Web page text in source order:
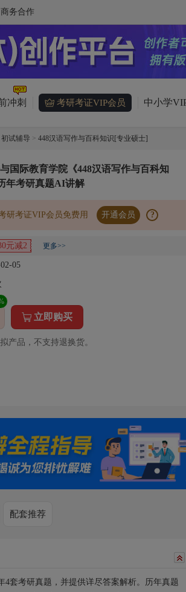
商务合作
冲刺 考研考证VIP会员 中小学
初试辅导 > 448汉语写作与百科知识[专业硕士]
国际教育学院《448汉语写作与百科知
年考研真题AI讲解
研考证VIP会员免费用 开通会员 ?
元减2 更多>>
05
立即购买
产品，不支持退换货。
配套推荐
4套考研真题，并提供详尽答案解析。历年真题